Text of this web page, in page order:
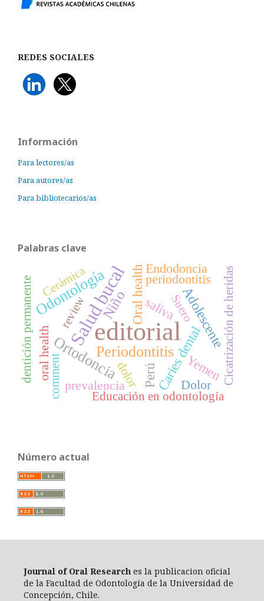
REDES SOCIALES
Información
Para lectores/as
Para autores/as
Para bibliotecarios/as
Palabras clave
editorial
Salud bucal
OrtodonciaPeriodontitis
OdontologíaNiño
Caries dental
Perú
Oral health Adolescente
periodontitis
saliva
Yemen
oral health
prevalencia Dolor
Endodoncia
dolor
Educación en odontología
comment
review Cicatrización de heridas
Suero
dentición permanente Cerámica
Número actual
Journal of Oral Research es la publicacion oficial
de la Facultad de Odontología de la Universidad de
Concepción, Chile.